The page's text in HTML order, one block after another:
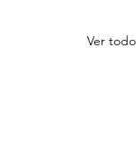
Ver todo